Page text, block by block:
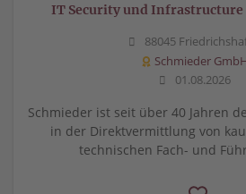
IT Security und
88045
Schmieder
01.08.2026
Schmieder ist seit über 40 Jahren
in der Direktvermittlung von
technischen Fach- und